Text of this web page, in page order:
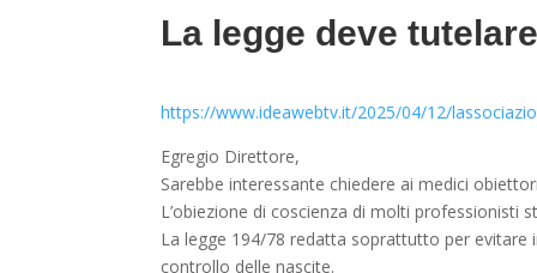
La legge deve
https://www.ideawebtv.it/2025/04/12/
Egregio Direttore,
Sarebbe interessante chiedere ai medici
L’obiezione di coscienza di molti
La legge 194/78 redatta soprattutto per evitare
controllo delle nascite.